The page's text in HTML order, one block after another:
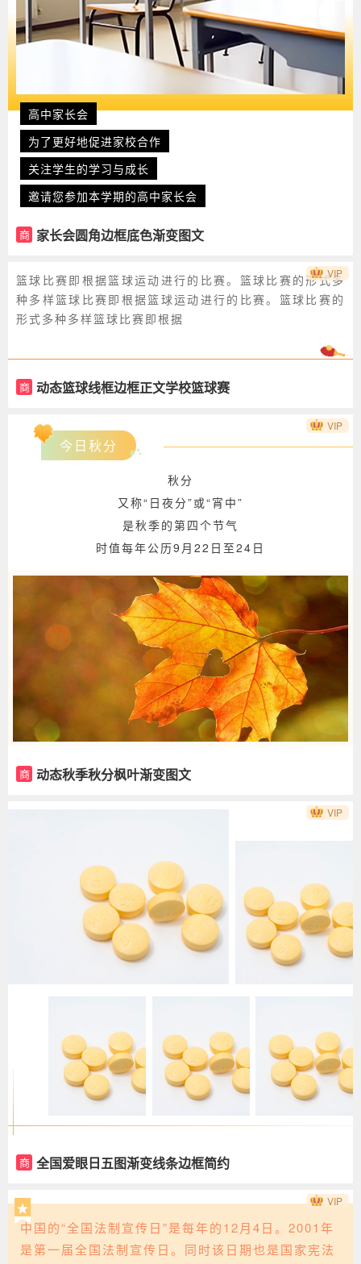
高中家长会
为了更好地促进家校合作
关注学生的学习与成长
邀请您参加本学期的高中家长会
商 家长会圆角边框底色渐变图文
篮球比赛即根据篮球运动进行的比赛。篮球比赛的形式多
种多样篮球比赛即根据篮球运动进行的比赛。篮球比赛的
形式多种多样篮球比赛即根据
商 动态篮球线框边框正文学校篮球赛
VIP
今日秋分
秋分
又称“日夜分”或“宵中”
是秋季的第四个节气
时值每年公历9月22日至24日
商 动态秋季秋分枫叶渐变图文
VIP
商 全国爱眼日五图渐变线条边框简约
VIP
中国的“全国法制宣传日”是每年的12月4日。2001年
是第一届全国法制宣传日。同时该日期也是国家宪法
VIP